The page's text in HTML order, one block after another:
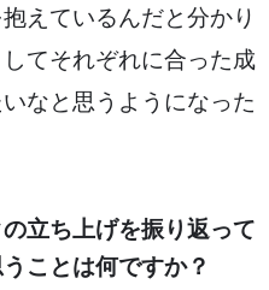
えているんだと分かり
てそれぞれに合った成
なと思うようになった
立ち上げを振り返って
ことは何ですか？